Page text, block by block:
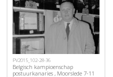
PV2015_102-28-36
Belgisch kampioenschap
postuurkanaries , Moorslede 7-11